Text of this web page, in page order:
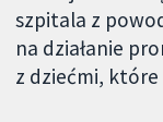
szpitala z
na działanie
z dziećmi, które